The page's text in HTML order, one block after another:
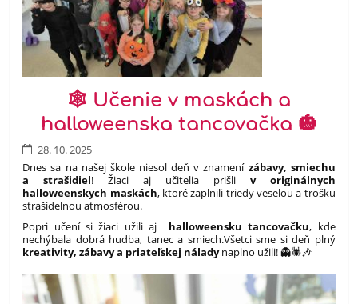
🕸️ Učenie v maskách a
halloweenska tancovačka 🎃
28. 10. 2025
Dnes sa na našej škole niesol deň v znamení zábavy, smiechu
a strašidiel! Žiaci aj učitelia prišli v originálnych
halloweenskych maskách, ktoré zaplnili triedy veselou a trošku
strašidelnou atmosférou.
Popri učení si žiaci užili aj halloweensku tancovačku, kde
nechýbala dobrá hudba, tanec a smiech.Všetci sme si deň plný
kreativity, zábavy a priateľskej náladynaplno užili! 👻🕷️🎶